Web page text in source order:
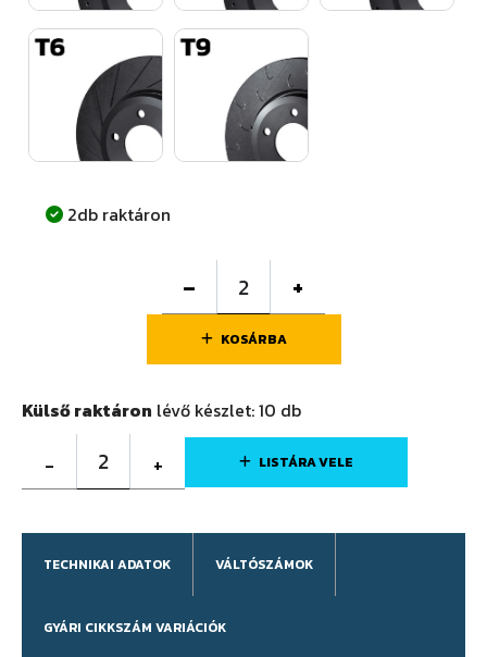
2db raktáron
– +
KOSÁRBA
Külső raktáron lévő készlet:10 db
- 2 + LISTÁRA VELE
TECHNIKAI ADATOK VÁLTÓSZÁMOK
GYÁRI CIKKSZÁM VARIÁCIÓK